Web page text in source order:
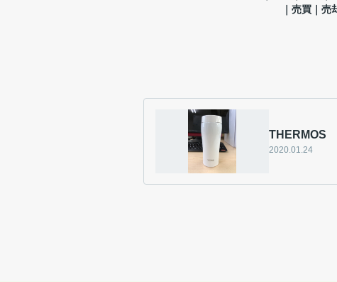
｜売買｜
THERMOS
2020.01.24